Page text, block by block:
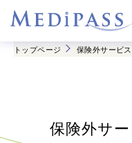
トップページ 保険外サービス
保険外サ